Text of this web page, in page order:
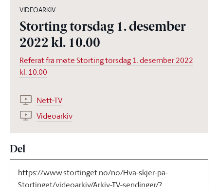
VIDEOARKIV
Storting torsdag 1. desember
2022 kl. 10.00
Referat fra møte Storting torsdag 1. desember 2022
kl. 10.00
Nett-TV
Videoarkiv
Del